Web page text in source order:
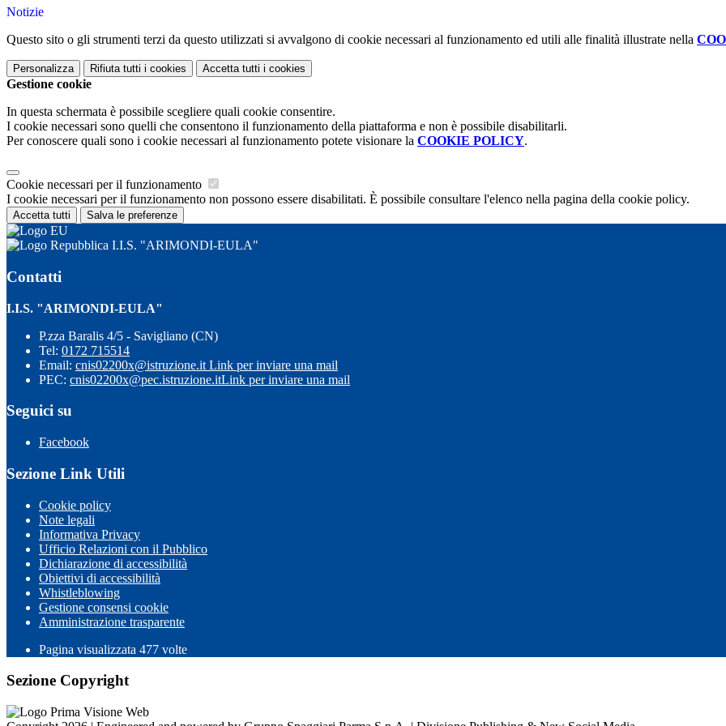
Notizie
Questo sito o gli strumenti terzi da questo utilizzati si avvalgono di cookie necessari al funzionamento ed utili alle finalità illustrate nella
Personalizza Rifiuta tutti i cookies Accetta tutti i cookies
Gestione cookie
In questa schermata è possibile scegliere quali cookie consentire.
I cookie necessari sono quelli che consentono il funzionamento della piattaforma e non è possibile disabilitarli.
Per conoscere quali sono i cookie necessari al funzionamento potete visionare la COOKIE POLICY.
Cookie necessari per il funzionamento
I cookie necessari per il funzionamento non possono essere disabilitati. È possibile consultare l'elenco nella pagina della cookie policy.
Accetta tutti Salva le preferenze
I.I.S. "ARIMONDI-EULA"
Contatti
I.I.S. "ARIMONDI-EULA"
P.zza Baralis 4/5 - Savigliano (CN)
Tel: 0172 715514
Email: cnis02200x@istruzione.it Link per inviare una mail
PEC: cnis02200x@pec.istruzione.itLink per inviare una mail
Seguici su
Facebook
Sezione Link Utili
Cookie policy
Note legali
Informativa Privacy
Ufficio Relazioni con il Pubblico
Dichiarazione di accessibilità
Obiettivi di accessibilità
Whistleblowing
Gestione consensi cookie
Amministrazione trasparente
Pagina visualizzata 477 volte
Sezione Copyright